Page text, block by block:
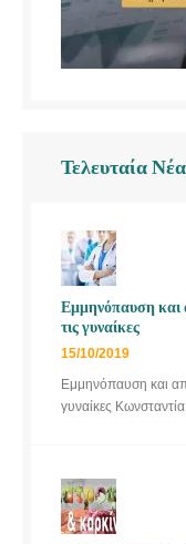
Τελευταία Νέα
Εμμηνόπαυση και
τις γυναίκες
15/10/2019
Εμμηνόπαυση και
γυναίκες